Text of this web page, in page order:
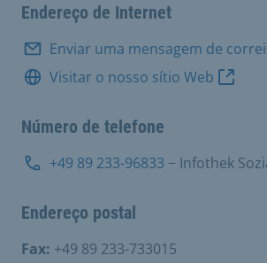
Endereço de Internet
Enviar uma mensagem de
Visitar o nosso sítio Web
Número de telefone
+49 89 233-96833 − Infothek
Endereço postal
Fax: +49 89 233-733015